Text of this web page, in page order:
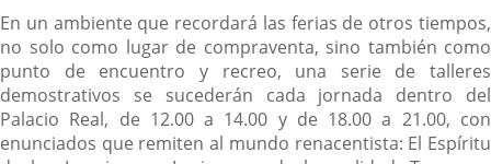
En un ambiente que recordará las ferias de otros tiempos,
no solo como lugar de compraventa, sino también como
punto de encuentro y recreo, una serie de talleres
demostrativos se sucederán cada jornada dentro del
Palacio Real, de 12.00 a 14.00 y de 18.00 a 21.00, con
enunciados que remiten al mundo renacentista: El Espíritu